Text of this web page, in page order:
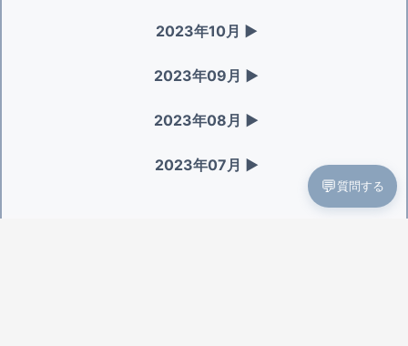
2023年10月 ▶
2023年09月 ▶
2023年08月 ▶
2023年07月 ▶
💬質問する